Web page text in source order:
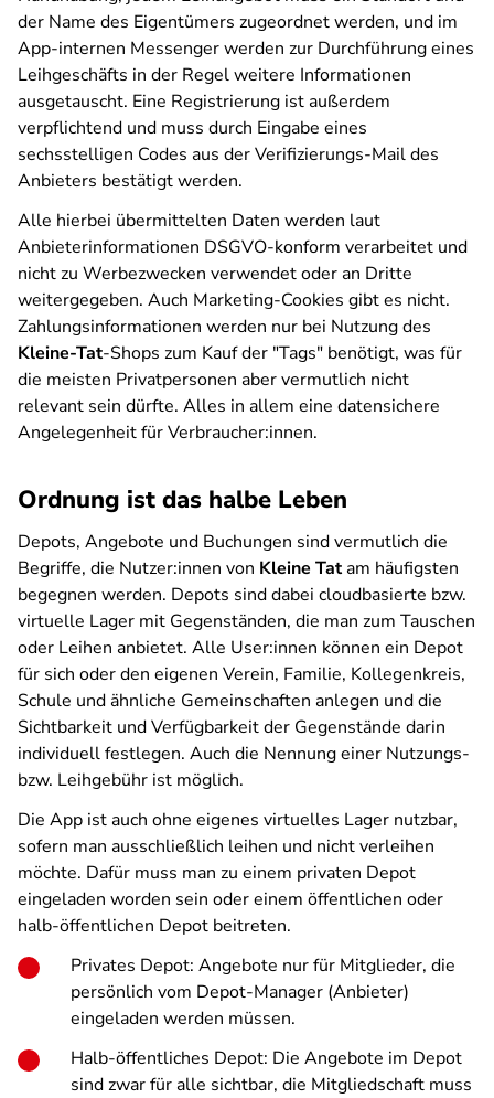
der Name des Eigentümers zugeordnet werden, und im
App-internen Messenger werden zur Durchführung eines
Leihgeschäfts in der Regel weitere Informationen
ausgetauscht. Eine Registrierung ist außerdem
verpflichtend und muss durch Eingabe eines
sechsstelligen Codes aus der Verifizierungs-Mail des
Anbieters bestätigt werden.
Alle hierbei übermittelten Daten werden laut
Anbieterinformationen DSGVO-konform verarbeitet und
nicht zu Werbezwecken verwendet oder an Dritte
weitergegeben. Auch Marketing-Cookies gibt es nicht.
Zahlungsinformationen werden nur bei Nutzung des
Kleine-Tat-Shops zum Kauf der "Tags" benötigt, was für
die meisten Privatpersonen aber vermutlich nicht
relevant sein dürfte. Alles in allem eine datensichere
Angelegenheit für Verbraucher:innen.
Ordnung ist das halbe Leben
Depots, Angebote und Buchungen sind vermutlich die
Begriffe, die Nutzer:innen von Kleine Tatam häufigsten
begegnen werden. Depots sind dabei cloudbasierte bzw.
virtuelle Lager mit Gegenständen, die man zum Tauschen
oder Leihen anbietet. Alle User:innen können ein Depot
für sich oder den eigenen Verein, Familie, Kollegenkreis,
Schule und ähnliche Gemeinschaften anlegen und die
Sichtbarkeit und Verfügbarkeit der Gegenstände darin
individuell festlegen. Auch die Nennung einer Nutzungs-
bzw. Leihgebühr ist möglich.
Die App ist auch ohne eigenes virtuelles Lager nutzbar,
sofern man ausschließlich leihen und nichtverleihen
möchte. Dafür muss man zu einem privaten Depot
eingeladen worden sein oder einem öffentlichen oder
halb-öffentlichen Depot beitreten.
Privates Depot: Angebote nur für Mitglieder, die
persönlich vom Depot-Manager (Anbieter)
eingeladen werden müssen.
Halb-öffentliches Depot: Die Angebote im Depot
sind zwar für alle sichtbar, die Mitgliedschaft muss